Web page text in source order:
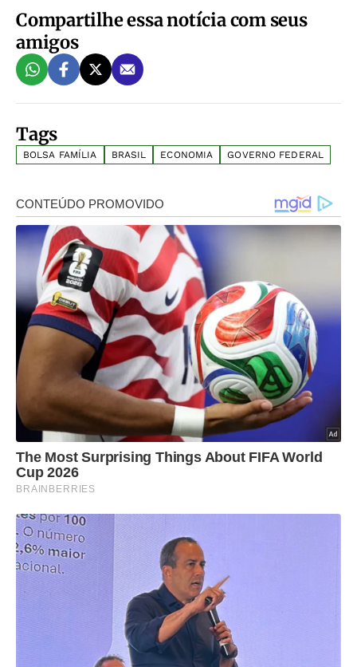
Compartilhe essa notícia com seus
amigos
Tags
BOLSA FAMÍLIA BRASIL ECONOMIA GOVERNO FEDERAL